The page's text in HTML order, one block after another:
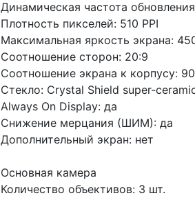
Динамическая частота
Плотность пикселей: 510 PPI
Максимальная яркость экрана:
Соотношение сторон: 20:9
Соотношение экрана к корпусу:
Стекло: Crystal Shield super-
Always On Display: да
Снижение мерцания (ШИМ): да
Дополнительный экран: нет
Основная камера
Количество объективов: 3 шт.